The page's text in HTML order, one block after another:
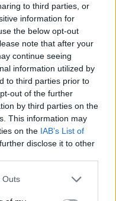
to third parties, or
information for
the below opt-out
note that after your
continue seeing
information utilized by
to third parties prior to
out of the further
by third parties on the
This information may
on the IAB’s List of
disclose it to other
Outs
dėl savo įtakos iš
ištraukė
nuostoliai
įvertinus ne
kaip tai paveikė
vietų nebuvo
sumokėta,
suinteresuoti,
pažangos laivą
akivaizdu.